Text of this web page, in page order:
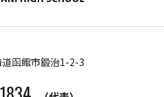
函館市鍛治1-2-3